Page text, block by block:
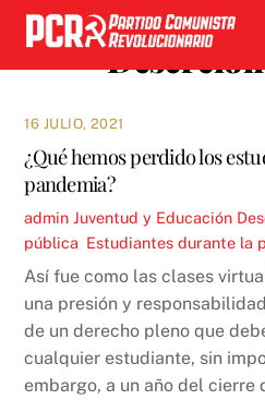
Skip
content
16 JULIO, 2021
¿Qué hemos perdido los
pandemia?
admin Juventud y Educación
pública Estudiantes durante la
Así fue como las clases
una presión y
de un derecho pleno que
cualquier estudiante, sin
embargo, a un año del cierre